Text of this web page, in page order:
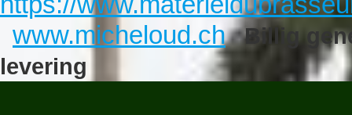
www.micheloud.ch
Billig
levering